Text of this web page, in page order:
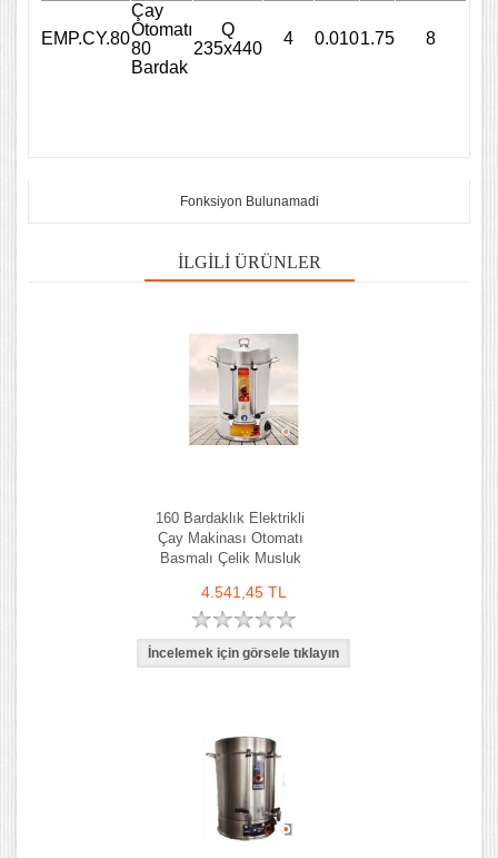
EMP.CY.80
Çay
Otomatı
80
Bardak
Q
235x440
4 0.0101.75 8
Fonksiyon Bulunamadi
İLGILI ÜRÜNLER
160 Bardaklık Elektrikli
Çay Makinası Otomatı
Basmalı Çelik Musluk
4.541,45 TL